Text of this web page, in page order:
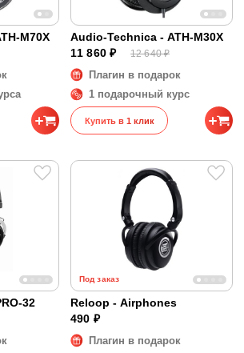
M70X
Audio-Technica - ATH-M30X
11 860 ₽
12 640 ₽
Плагин в подарок
1 подарочный курс
Купить в 1 клик
32
Под заказ
Reloop - Airphones
490 ₽
Плагин в подарок